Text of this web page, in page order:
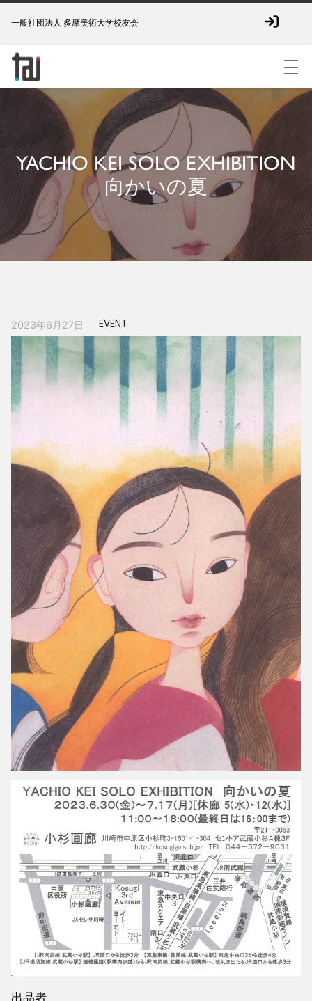
一般社団法人 多摩美術大学校友会
YACHIO KEI SOLO EXHIBITION
向かいの夏
2023年6月27日 EVENT